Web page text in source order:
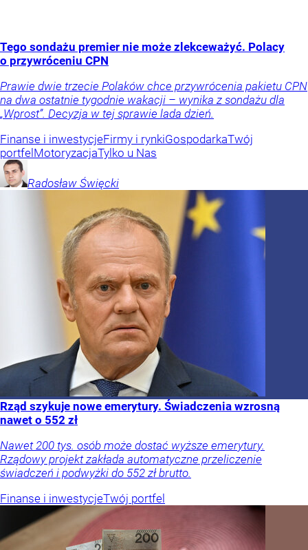
Tego sondażu premier nie może zlekceważyć. Polacy
o przywróceniu CPN
Prawie dwie trzecie Polaków chce przywrócenia pakietu CPN
na dwa ostatnie tygodnie wakacji – wynika z sondażu dla
„Wprost”. Decyzja w tej sprawie lada dzień.
Finanse i inwestycjeFirmy i rynkiGospodarkaTwój
portfelMotoryzacjaTylko u Nas
Radosław Święcki
Rząd szykuje nowe emerytury. Świadczenia wzrosną
nawet o 552 zł
Nawet 200 tys. osób może dostać wyższe emerytury.
Rządowy projekt zakłada automatyczne przeliczenie
świadczeń i podwyżki do 552 zł brutto.
Finanse i inwestycjeTwój portfel